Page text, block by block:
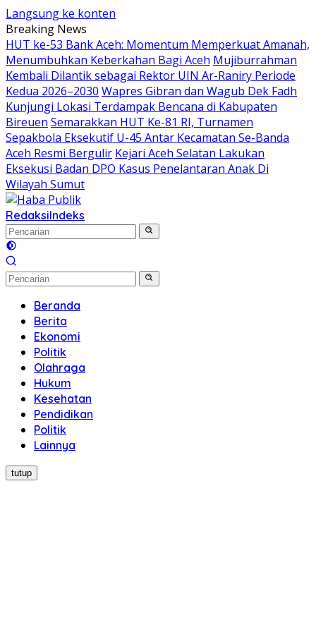
Langsung ke konten
Breaking News
HUT ke-53 Bank Aceh: Momentum Memperkuat Amanah,
Menumbuhkan Keberkahan Bagi Aceh Mujiburrahman
Kembali Dilantik sebagai Rektor UIN Ar-Raniry Periode
Kedua 2026–2030 Wapres Gibran dan Wagub Dek Fadh
Kunjungi Lokasi Terdampak Bencana di Kabupaten
Bireuen Semarakkan HUT Ke-81 RI, Turnamen
Sepakbola Eksekutif U-45 Antar Kecamatan Se-Banda
Aceh Resmi Bergulir Kejari Aceh Selatan Lakukan
Eksekusi Badan DPO Kasus Penelantaran Anak Di
Wilayah Sumut
RedaksiIndeks
Beranda
Berita
Ekonomi
Politik
Olahraga
Hukum
Kesehatan
Pendidikan
Politik
Lainnya
tutup